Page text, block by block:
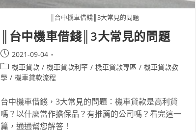
║台中機車借錢║3大常見的問題
║台中機車借錢║3大常見的問題
2021-09-04
機車貸款 / 機車貸款利率 / 機車貸款專區 / 機車貸款教
學 / 機車貸款流程
台中機車借錢，3大常見的問題：機車貸款是高利貸
嗎？以什麼當作擔保品？有推薦的公司嗎？看完這一
篇，通通幫您解答！